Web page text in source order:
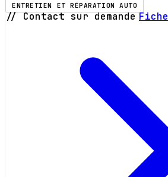
ENTRETIEN ET RÉPARATION AUTO
// Contact sur demande Fiche